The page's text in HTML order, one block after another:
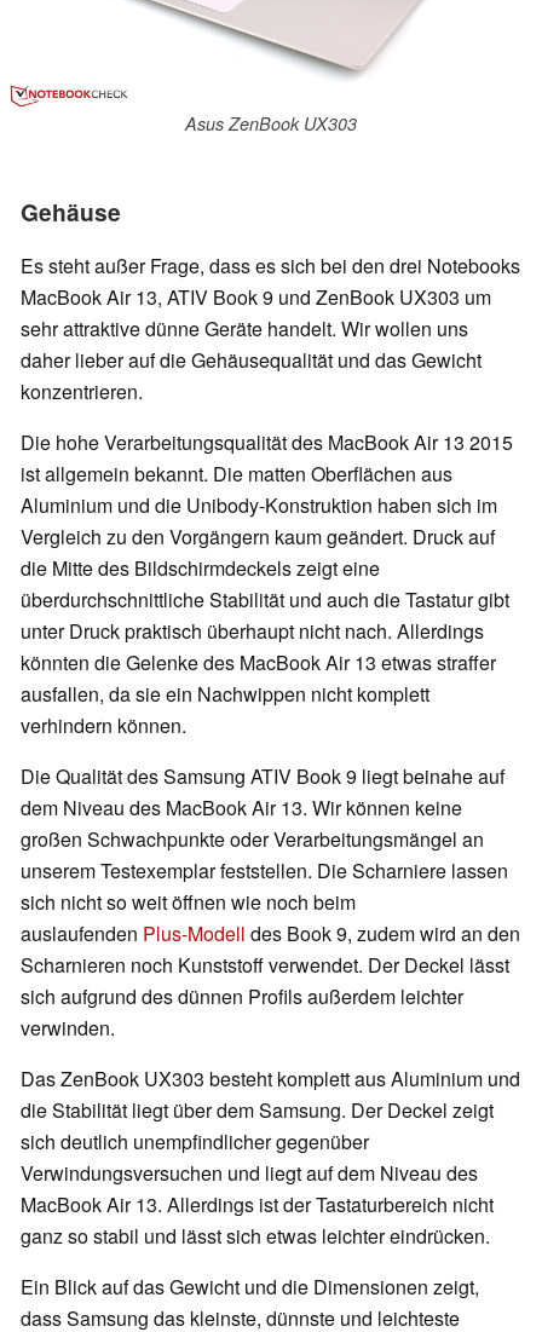
Asus ZenBook UX303
Gehäuse
Es steht außer Frage, dass es sich bei den drei Notebooks
MacBook Air 13, ATIV Book 9 und ZenBook UX303 um
sehr attraktive dünne Geräte handelt. Wir wollen uns
daher lieber auf die Gehäusequalität und das Gewicht
konzentrieren.
Die hohe Verarbeitungsqualität des MacBook Air 13 2015
ist allgemein bekannt. Die matten Oberflächen aus
Aluminium und die Unibody-Konstruktion haben sich im
Vergleich zu den Vorgängern kaum geändert. Druck auf
die Mitte des Bildschirmdeckels zeigt eine
überdurchschnittliche Stabilität und auch die Tastatur gibt
unter Druck praktisch überhaupt nicht nach. Allerdings
könnten die Gelenke des MacBook Air 13 etwas straffer
ausfallen, da sie ein Nachwippen nicht komplett
verhindern können.
Die Qualität des Samsung ATIV Book 9 liegt beinahe auf
dem Niveau des MacBook Air 13. Wir können keine
großen Schwachpunkte oder Verarbeitungsmängel an
unserem Testexemplar feststellen. Die Scharniere lassen
sich nicht so weit öffnen wie noch beim
auslaufenden Plus-Modell des Book 9, zudem wird an den
Scharnieren noch Kunststoff verwendet. Der Deckel lässt
sich aufgrund des dünnen Profils außerdem leichter
verwinden.
Das ZenBook UX303 besteht komplett aus Aluminium und
die Stabilität liegt über dem Samsung. Der Deckel zeigt
sich deutlich unempfindlicher gegenüber
Verwindungsversuchen und liegt auf dem Niveau des
MacBook Air 13. Allerdings ist der Tastaturbereich nicht
ganz so stabil und lässt sich etwas leichter eindrücken.
Ein Blick auf das Gewicht und die Dimensionen zeigt,
dass Samsung das kleinste, dünnste und leichteste